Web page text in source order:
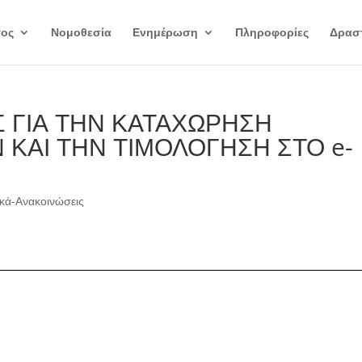
Νομοθεσία Ενημέρωση Πληροφορίες
ΓΙΑ ΤΗΝ ΚΑΤΑΧΩΡΗΣΗ
ΤΗΝ ΤΙΜΟΛΟΓΗΣΗ ΣΤΟ e-
Ανακοινώσεις